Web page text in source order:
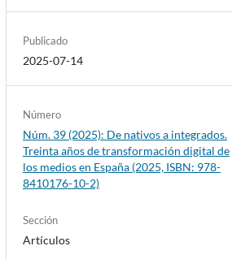
Publicado
2025-07-14
Número
Núm. 39 (2025): De nativos a integrados.
Treinta años de transformación digital de
los medios en España (2025, ISBN: 978-
8410176-10-2)
Sección
Artículos